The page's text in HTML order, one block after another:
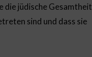
die jüdische Gesamtheit
sind und dass sie